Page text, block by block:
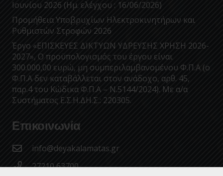
Ιουνίου 2026 (Ημ. ελέγχου : 16/06/2026)
Προμήθεια Υποβρυχίων Ηλεκτροκινητήρων και
Ρυθμιστών Στροφών 2026
Έργο «ΕΠΙΣΚΕΥΕΣ ΔΙΚΤΥΩΝ ΥΔΡΕΥΣΗΣ ΧΡΗΣΗ 2026-
2027», Ο προϋπολογισμός του έργου είναι
300.000,00 ευρώ, μη συμπεριλαμβανομένου Φ.Π.Α (ο
Φ.Π.Α δεν καταβάλλεται στον ανάδοχο, αρθ. 45,
παρ.4 του Κώδικα Φ.Π.Α – Ν.5144/2024). Με α/α
Συστήματος Ε.Σ.Η.ΔΗ.Σ.: 220305.
Επικοινωνία
info@deyakalamatas.gr
27210 63700